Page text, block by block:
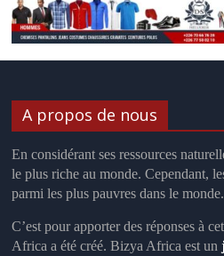
A propos de nous
En considérant ses ressources
le plus riche au monde. Cependant,
parmi les plus pauvres dans le
C’est pour apporter des réponses à
Africa a été créé. Bizya Africa est un